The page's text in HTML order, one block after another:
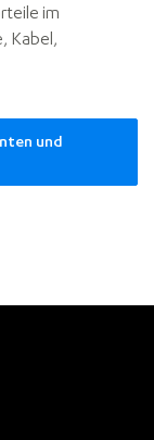
im
Kabel,
und